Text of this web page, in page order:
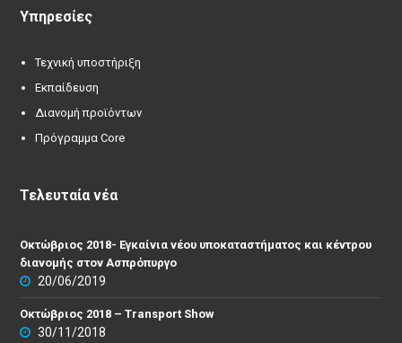
Υπηρεσίες
Τεχνική υποστήριξη
Εκπαίδευση
Διανομή προϊόντων
Πρόγραμμα Core
Τελευταία νέα
Οκτώβριος 2018- Εγκαίνια νέου υποκαταστήματος και κέντρου
διανομής στον Ασπρόπυργο
20/06/2019
Οκτώβριος 2018 – Transport Show
30/11/2018